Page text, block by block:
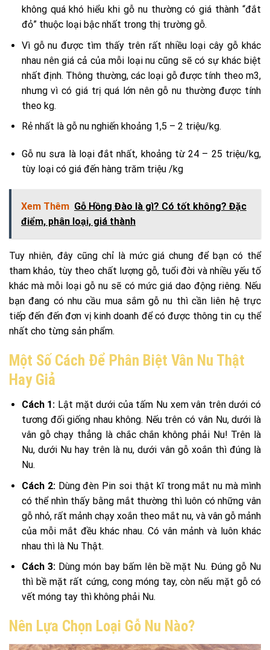
không quá khó hiểu khi gỗ nu thường có giá thành “đắt
đỏ” thuộc loại bậc nhất trong thị trường gỗ.
Vì gỗ nu được tìm thấy trên rất nhiều loại cây gỗ khác
nhau nên giá cả của mỗi loại nu cũng sẽ có sự khác biệt
nhất định. Thông thường, các loại gỗ được tính theo m3,
nhưng vì có giá trị quá lớn nên gỗ nu thường được tính
theo kg.
Rẻ nhất là gỗ nu nghiến khoảng 1,5 – 2 triệu/kg.
Gỗ nu sưa là loại đắt nhất, khoảng từ 24 – 25 triệu/kg,
tùy loại có giá đến hàng trăm triệu /kg
Xem Thêm Gỗ Hồng Đào là gì? Có tốt không? Đặc
điểm, phân loại, giá thành
Tuy nhiên, đây cũng chỉ là mức giá chung để bạn có thể
tham khảo, tùy theo chất lượng gỗ, tuổi đời và nhiều yếu tố
khác mà mỗi loại gỗ nu sẽ có mức giá dao động riêng. Nếu
bạn đang có nhu cầu mua sắm gỗ nu thì cần liên hệ trực
tiếp đến đến đơn vị kinh doanh để có được thông tin cụ thể
nhất cho từng sản phẩm.
Một Số Cách Để Phân Biệt Vân Nu Thật
Hay Giả
Cách 1: Lật mặt dưới của tấm Nu xem vân trên dưới có
tương đối giống nhau không. Nếu trên có vân Nu, dưới là
vân gỗ chạy thẳng là chắc chắn không phải Nu! Trên là
Nu, dưới Nu hay trên là nu, dưới vân gỗ xoắn thì đúng là
Nu.
Cách 2:Dùng đèn Pin soi thật kĩ trong mắt nu mà mình
có thể nhìn thấy bằng mắt thường thì luôn có những vân
gỗ nhỏ, rất mảnh chạy xoắn theo mắt nu, và vân gỗ mảnh
của mỗi mắt đều khác nhau. Có vân mảnh và luôn khác
nhau thì là Nu Thật.
Cách 3:Dùng món bay bấm lên bề mặt Nu. Đúng gỗ Nu
thì bề mặt rất cứng, cong móng tay, còn nếu mặt gỗ có
vết móng tay thì không phải Nu.
Nên Lựa Chọn Loại Gỗ Nu Nào?